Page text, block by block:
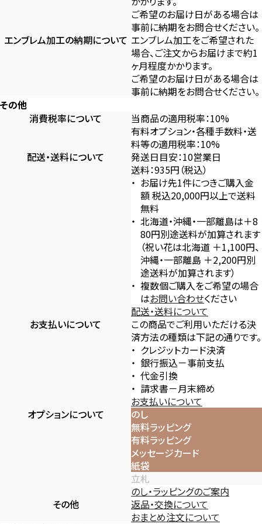
ご希望のお届け日がある場合は
事前に納期をお問合せください。
エンブレム加工の納期について エンブレム加工をご希望された
場合、ご注文からお届けまで約1
ヶ月程度かかります。
ご希望のお届け日がある場合は
事前に納期をお問合せください。
その他
消費税率について
当商品の適用税率：10%
有料オプション・各種手数料・送
料等の適用税率：10%
配送・送料について
発送日目安：10営業日
送料：935円（税込）
お届け先1件につきご購入金
額 税込20,000円以上で送料
無料
北海道・沖縄・一部離島は＋8
80円別途送料が加算されます
（祝い花は北海道 ＋1,100円、
沖縄・一部離島 ＋2,200円別
途送料が加算されます）
複数個ご購入をご希望の場合
はお問い合わせください
配送・送料について
お支払いについて
この商品でご利用いただける決
済方法の種類は下記の通りです。
クレジットカード決済
銀行振込－事前支払
代金引換
請求書－月末締め
お支払いについて
オプションについて
のし
無料ラッピング
有料ラッピング
メッセージカード
紙袋
立札
のし・ラッピングのご案内
その他
返品・交換について
おまとめ注文について